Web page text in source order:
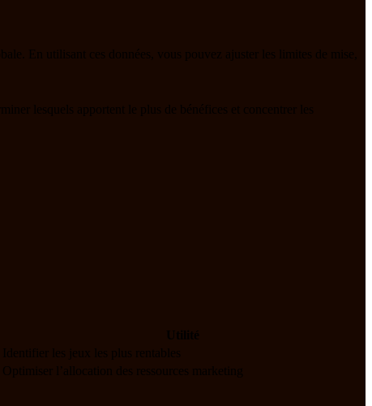
En utilisant ces données, vous pouvez ajuster les limites de mise,
lesquels apportent le plus de bénéfices et concentrer les
Utilité
Identifier les jeux les plus rentables
Optimiser l’allocation des ressources marketing